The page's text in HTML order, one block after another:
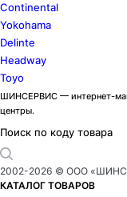
Continental
Yokohama
Delinte
Headway
Toyo
ШИНСЕРВИС — интернет-
центры.
Поиск по коду товара
2002-2026 © ООО
КАТАЛОГ ТОВАРОВ